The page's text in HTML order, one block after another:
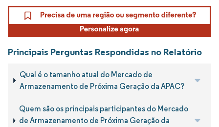
Principais Perguntas Respondidas no Relatório
Qual é o tamanho atual do Mercado de
Armazenamento de Próxima Geração da APAC?
Quem são os principais participantes do Mercado
de Armazenamento de Próxima Geração da